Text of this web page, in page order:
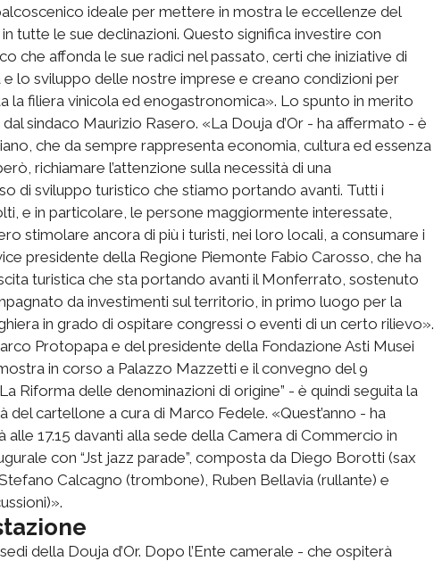
ideale per mettere in mostra le eccellenze del
tutte le sue declinazioni. Questo significa investire con
che affonda le sue radici nel passato, certi che iniziative di
lo sviluppo delle nostre imprese e creano condizioni per
la filiera vinicola ed enogastronomica». Lo spunto in merito
sindaco Maurizio Rasero. «La Douja d’Or - ha affermato - è
che da sempre rappresenta economia, cultura ed essenza
richiamare l’attenzione sulla necessità di una
di sviluppo turistico che stiamo portando avanti. Tutti i
e in particolare, le persone maggiormente interessate,
stimolare ancora di più i turisti, nei loro locali, a consumare i
presidente della Regione Piemonte Fabio Carosso, che ha
turistica che sta portando avanti il Monferrato, sostenuto
da investimenti sul territorio, in primo luogo per la
in grado di ospitare congressi o eventi di un certo rilievo».
Protopapa e del presidente della Fondazione Asti Musei
in corso a Palazzo Mazzetti e il convegno del 9
Riforma delle denominazioni di origine” - è quindi seguita la
cartellone a cura di Marco Fedele. «Quest’anno - ha
17.15 davanti alla sede della Camera di Commercio in
con “Jst jazz parade”, composta da Diego Borotti (sax
Calcagno (trombone), Ruben Bellavia (rullante) e
della Douja d’Or. Dopo l’Ente camerale - che ospiterà